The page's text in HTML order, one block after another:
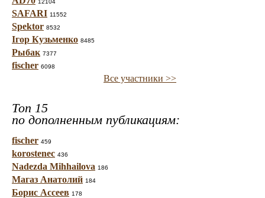
12104
SAFARI 11552
Spektor 8532
Ігор Кузьменко 8485
Рыбак 7377
fischer 6098
Все участники >>
Топ 15
по дополненным публикациям:
fischer 459
korostenec 436
Nadezda Mihhailova 186
Магаз Анатолий 184
Борис Ассеев 178